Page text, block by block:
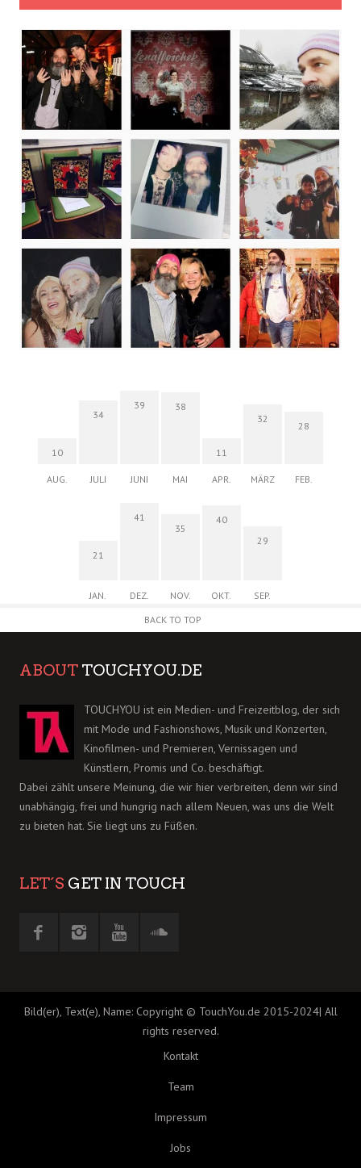
10
AUG.
34
JULI
39
JUNI
38
MAI
11
APR.
32
MÄRZ
28
FEB.
21
JAN.
41
DEZ.
35
NOV.
40
OKT.
29
SEP.
BACK TO TOP
ABOUT TOUCHYOU.DE
TOUCHYOU ist ein Medien- und Freizeitblog, der sich
mit Mode und Fashionshows, Musik und Konzerten,
Kinofilmen- und Premieren, Vernissagen und
Künstlern, Promis und Co. beschäftigt.
Dabei zählt unsere Meinung, die wir hier verbreiten, denn wir sind
unabhängig, frei und hungrig nach allem Neuen, was uns die Welt
zu bieten hat. Sie liegt uns zu Füßen.
LET´S GET IN TOUCH
Bild(er), Text(e), Name: Copyright © TouchYou.de 2015-2024| All
rights reserved.
Kontakt
Team
Impressum
Jobs